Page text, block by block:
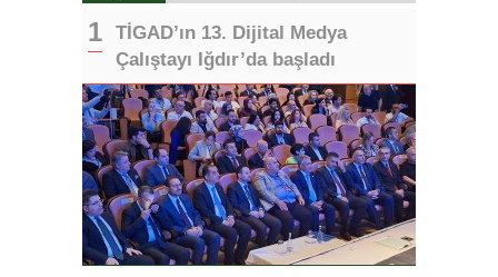
TİGAD’ın 13. Dijital Medya
Çalıştayı Iğdır’da başladı